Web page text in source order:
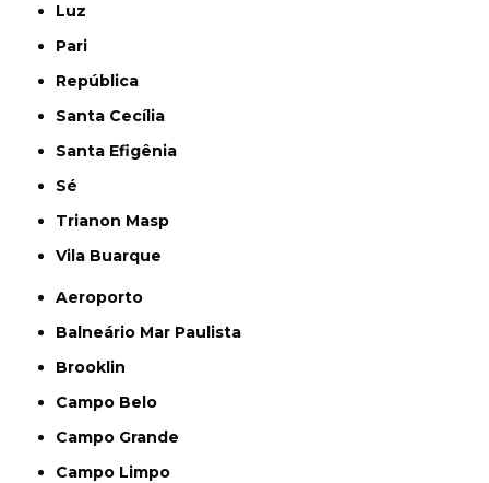
Luz
Pari
República
Santa Cecília
Santa Efigênia
Sé
Trianon Masp
Vila Buarque
Aeroporto
Balneário Mar Paulista
Brooklin
Campo Belo
Campo Grande
Campo Limpo